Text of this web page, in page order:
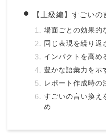
【上級編】すごい
場面ごとの効果的
同じ表現を繰り返
インパクトを高め
豊かな語彙力を示
レポート作成時の
すごいの言い換え
め